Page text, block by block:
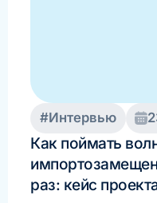
#Интервью
Как поймать
раз: кейс